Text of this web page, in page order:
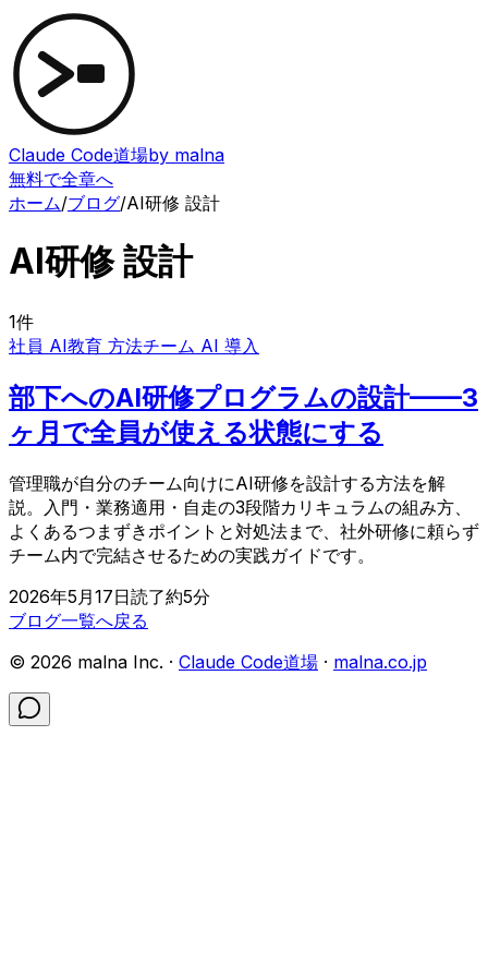
Claude Code道場by malna
無料で全章へ
ホーム/ブログ/AI研修 設計
AI研修 設計
1件
社員 AI教育 方法チーム AI 導入
部下へのAI研修プログラムの設計——3
ヶ月で全員が使える状態にする
管理職が自分のチーム向けにAI研修を設計する方法を解
説。入門・業務適用・自走の3段階カリキュラムの組み方、
よくあるつまずきポイントと対処法まで、社外研修に頼らず
チーム内で完結させるための実践ガイドです。
2026年5月17日読了約5分
ブログ一覧へ戻る
© 2026 malna Inc. · Claude Code道場 · malna.co.jp